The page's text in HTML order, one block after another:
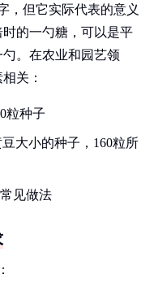
，但它实际代表的意义
的一勺糖，可以是平
。在农业和园艺领
关：
粒种子
大小的种子，160粒所
见做法